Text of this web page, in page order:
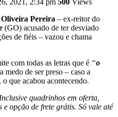
2021, 2:34 pm 500 Views
Pereira – ex-reitor do
(GO) acusado de ter desviado
de fiéis – vazou e chama
com todas as letras que é “o
medo de ser preso – caso a
o que acabou acontecendo.
quadrinhos em oferta,
e opção de frete grátis. Só vale até